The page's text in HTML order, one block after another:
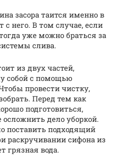
засора таится именно в
с него. В том случае, если
уже можно браться за
слива.
из двух частей,
собой с помощью
провести чистку,
Перед тем как
подготовиться,
дело уборкой.
поставить подходящий
раскручивании сифона из
грязная вода.